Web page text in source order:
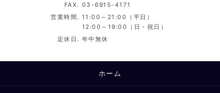
FAX. 03-6915-4171
営業時間. 11:00～21:00（平日）
12:00～19:00（日・祝日）
定休日. 年中無休
ホーム